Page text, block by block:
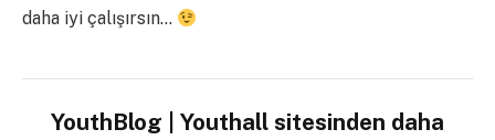
daha iyi çalışırsın…
YouthBlog | Youthall sitesinden daha